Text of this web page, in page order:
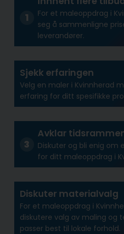
For et maleoppdrag i
seg å sammenligne
leverandører.
Sjekk erfaringen
Velg en maler i Kvinnherad
erfaring for ditt spesifikke
Avklar
Diskuter og bli enig om
for ditt maleoppdrag i
Diskuter materialvalg
For et maleoppdrag i
diskutere valg av maling og
passer best til lokale forhold.